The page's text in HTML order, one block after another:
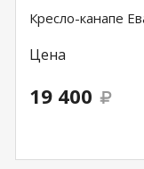
Кресло-канапе
Цена
19 400